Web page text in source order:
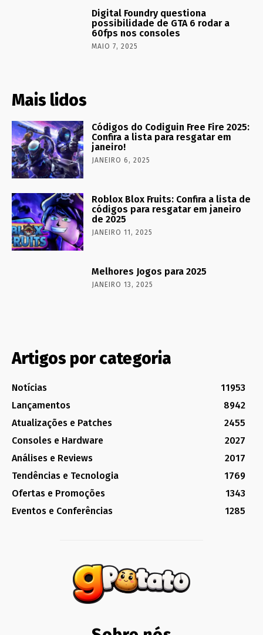
Digital Foundry questiona
possibilidade de GTA 6 rodar a
60fps nos consoles
MAIO 7, 2025
Mais lidos
Códigos do Codiguin Free Fire 2025:
Confira a lista para resgatar em
janeiro!
JANEIRO 6, 2025
Roblox Blox Fruits: Confira a lista de
códigos para resgatar em janeiro
de 2025
JANEIRO 11, 2025
Melhores Jogos para 2025
JANEIRO 13, 2025
Artigos por categoria
Notícias
11953
Lançamentos
8942
Atualizações e Patches
2455
Consoles e Hardware
2027
Análises e Reviews
2017
Tendências e Tecnologia
1769
Ofertas e Promoções
1343
Eventos e Conferências
1285